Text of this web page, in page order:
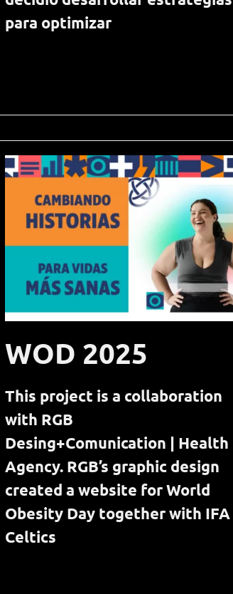
para optimizar
WOD 2025
This project is a collaboration
with RGB
Desing+Comunication | Health
Agency. RGB’s graphic design
created a website for World
Obesity Day together with IFA
Celtics